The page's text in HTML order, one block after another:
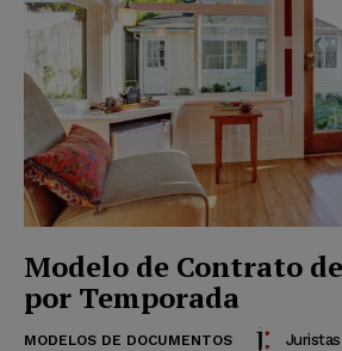
Modelo de Contrato
por Temporada
MODELOS DE DOCUMENTOS Juristas